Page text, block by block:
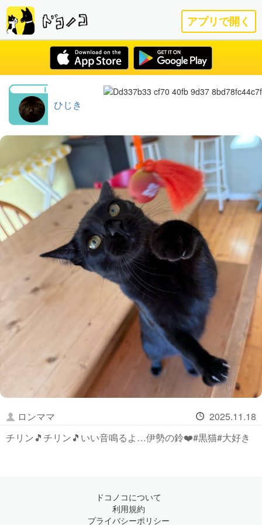
アプリで開く
ひじき
ロンママ
2025.11.18
チリン🎵チリン🎵いい音鳴るよ…伊勢の鈴❤️#黒猫#大好き
ドコノコについて
利用規約
プライバシーポリシー